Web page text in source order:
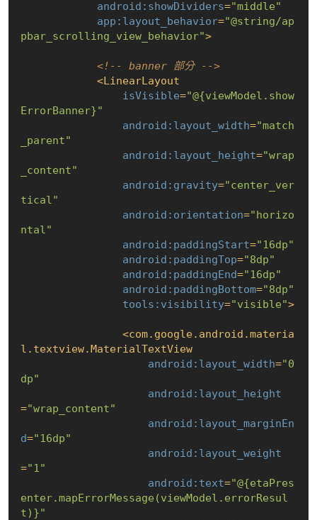
android:showDividers="middle"
app:layout_behavior="@string/ap
pbar_scrolling_view_behavior">
<!-- banner 部分 -->
<LinearLayout
isVisible="@{viewModel.show
ErrorBanner}"
android:layout_width="match
_parent"
android:layout_height="wrap
_content"
android:gravity="center_ver
tical"
android:orientation="horizo
ntal"
android:paddingStart="16dp"
android:paddingTop="8dp"
android:paddingEnd="16dp"
android:paddingBottom="8dp"
tools:visibility="visible">
<com.google.android.materia
l.textview.MaterialTextView
android:layout_width="0
dp"
android:layout_height
="wrap_content"
android:layout_marginEn
d="16dp"
android:layout_weight
="1"
android:text="@{etaPres
enter.mapErrorMessage(viewModel.errorResul
t)}"